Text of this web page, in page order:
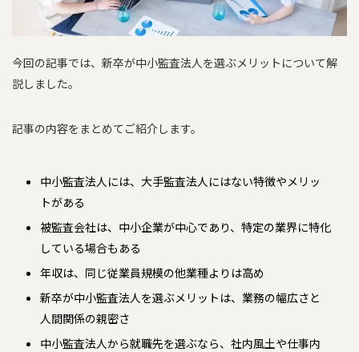
今回の記事では、新卒が中小監査法人を選ぶメリットについて解
説しました。
記事の内容をまとめてご紹介します。
中小監査法人には、大手監査法人にはない特徴やメリッ
トがある
被監査会社は、中小企業が中心であり、特定の業界に特化
している場合もある
年収は、同じ従業員規模の他業種よりは高め
新卒が中小監査法人を選ぶメリットは、業務の幅広さと
人間関係の親密さ
中小監査法人から就職先を選ぶなら、社内風土や仕事内